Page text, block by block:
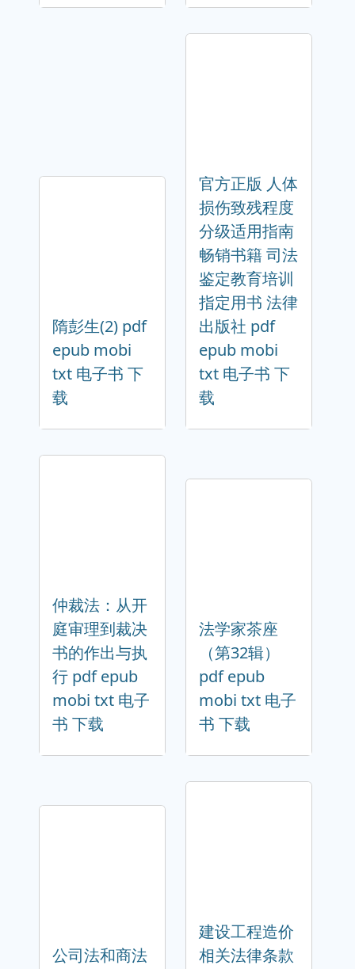
隋彭生(2) pdf
epub mobi
txt 电子书 下
载
官方正版 人体
损伤致残程度
分级适用指南
畅销书籍 司法
鉴定教育培训
指定用书 法律
出版社 pdf
epub mobi
txt 电子书 下
载
仲裁法：从开
庭审理到裁决
书的作出与执
行 pdf epub
mobi txt 电子
书 下载
法学家茶座
（第32辑）
pdf epub
mobi txt 电子
书 下载
公司法和商法
建设工程造价
相关法律条款